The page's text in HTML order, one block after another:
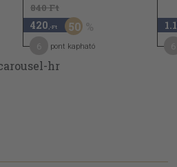
840 Ft
420 ,-Ft 50
pont kapható